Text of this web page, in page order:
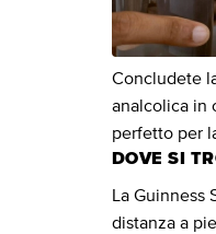
Concludete
analcolica in
perfetto per
DOVE SI
La Guinness
distanza a